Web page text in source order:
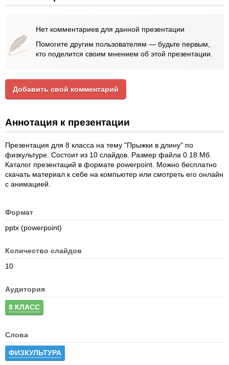
Нет комментариев для данной презентации
Помогите другим пользователям — будьте первым,
кто поделится своим мнением об этой презентации.
Добавить свой комментарий
Аннотация к презентации
Презентация для 8 класса на тему "Прыжки в длину" по
физкультуре. Состоит из 10 слайдов. Размер файла 0.18 Мб.
Каталог презентаций в формате powerpoint. Можно бесплатно
скачать материал к себе на компьютер или смотреть его онлайн
с анимацией.
Формат
pptx (powerpoint)
Количество слайдов
10
Аудитория
8 КЛАСС
Слова
ФИЗКУЛЬТУРА